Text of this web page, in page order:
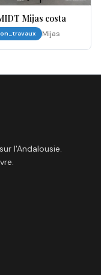
Mijas costa
Mijas
l'Andalousie.